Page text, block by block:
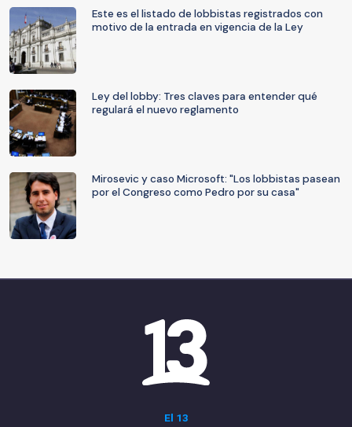
Este es el listado de lobbistas registrados con
motivo de la entrada en vigencia de la Ley
Ley del lobby: Tres claves para entender qué
regulará el nuevo reglamento
Mirosevic y caso Microsoft: "Los lobbistas pasean
por el Congreso como Pedro por su casa"
El 13